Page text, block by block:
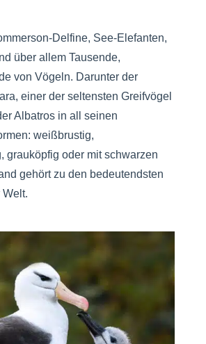
Delfine, See-Elefanten,
über allem Tausende,
von Vögeln. Darunter der
einer der seltensten Greifvögel
Albatros in all seinen
weißbrustig,
grauköpfig oder mit schwarzen
gehört zu den bedeutendsten
Welt.